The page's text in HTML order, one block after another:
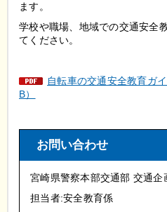
ます。
学校や職場、地域での交通安全
てください。
自転車の交通安全教育ガ
B）
お問い合わせ
宮崎県警察本部交通部 交通企
担当者:安全教育係